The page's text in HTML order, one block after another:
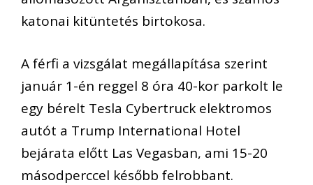
katonai kitüntetés birtokosa.
A férfi a vizsgálat megállapítása szerint
január 1-én reggel 8 óra 40-kor parkolt le
egy bérelt Tesla Cybertruck elektromos
autót a Trump International Hotel
bejárata előtt Las Vegasban, ami 15-20
másodperccel később felrobbant.